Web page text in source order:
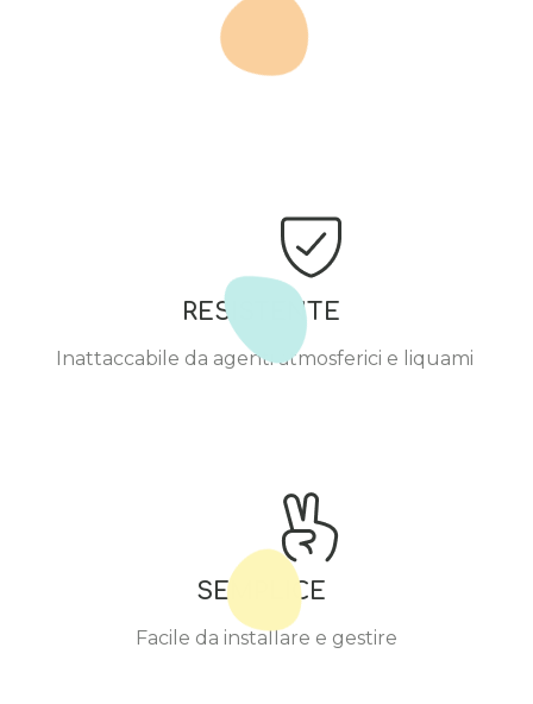
RESISTENTE
Inattaccabile da agenti atmosferici e liquami
SEMPLICE
Facile da installare e gestire